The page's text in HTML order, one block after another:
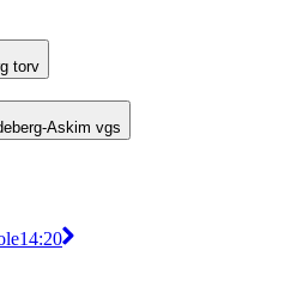
torv
Askim vgs
14:20